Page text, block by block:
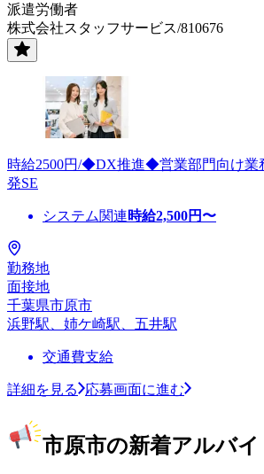
派遣労働者
株式会社スタッフサービス/810676
時給2500円/◆DX推進◆営業部門向け業
発SE
システム関連時給2,500円〜
勤務地
面接地
千葉県市原市
浜野駅、姉ケ崎駅、五井駅
交通費支給
詳細を見る 応募画面に進む
市原市の新着アルバイ